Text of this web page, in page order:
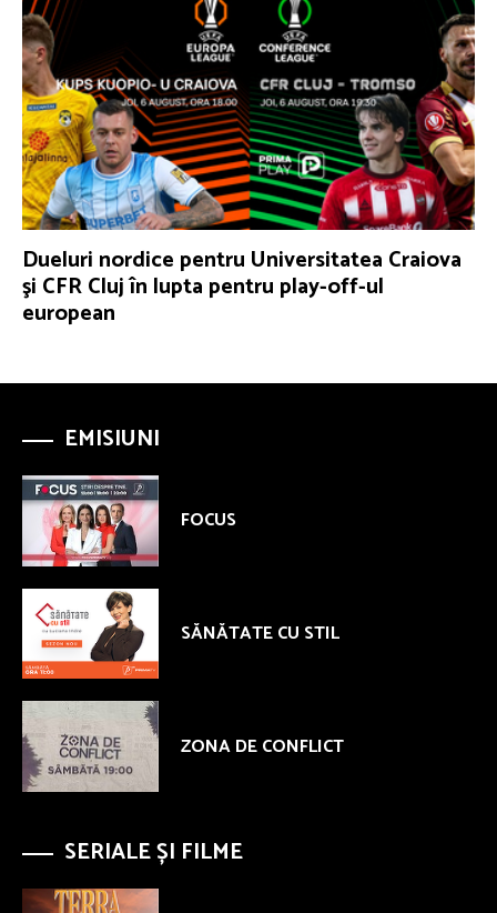
Dueluri nordice pentru Universitatea Craiova
şi CFR Cluj în lupta pentru play-off-ul
european
EMISIUNI
FOCUS
SĂNĂTATE CU STIL
ZONA DE CONFLICT
SERIALE ȘI FILME